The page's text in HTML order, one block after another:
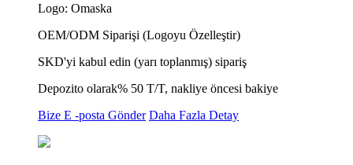
Logo: Omaska
OEM/ODM Siparişi (Logoyu Özelleştir)
SKD'yi kabul edin (yarı toplanmış) sipariş
Depozito olarak% 50 T/T, nakliye öncesi bakiye
Bize E -posta Gönder Daha Fazla Detay